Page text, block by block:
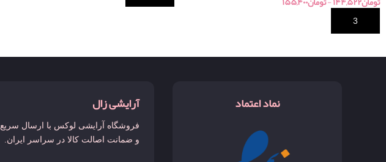
نماد اعتماد آرایشی زال
فروشگاه آرایشی لوکس با ارسال سریع
و ضمانت اصالت کالا در سراسر ایران.